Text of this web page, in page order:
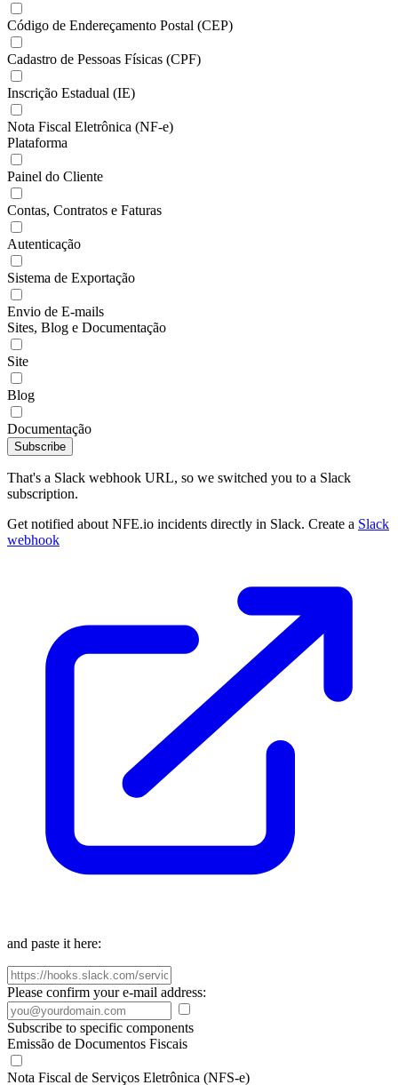
Código de Endereçamento Postal (CEP)
Cadastro de Pessoas Físicas (CPF)
Inscrição Estadual (IE)
Nota Fiscal Eletrônica (NF-e)
Plataforma
Painel do Cliente
Contas, Contratos e Faturas
Autenticação
Sistema de Exportação
Envio de E-mails
Sites, Blog e Documentação
Site
Blog
Documentação
Subscribe
That's a Slack webhook URL, so we switched you to a Slack
subscription.
Get notified about NFE.io incidents directly in Slack. Create a Slack
webhook
and paste it here:
Please confirm your e-mail address:
Subscribe to specific components
Emissão de Documentos Fiscais
Nota Fiscal de Serviços Eletrônica (NFS-e)